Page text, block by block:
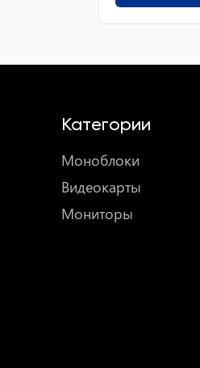
Категории
Моноблоки
Видеокарты
Мониторы